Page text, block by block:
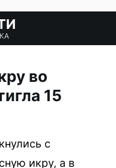
во
15
с
икру, а в